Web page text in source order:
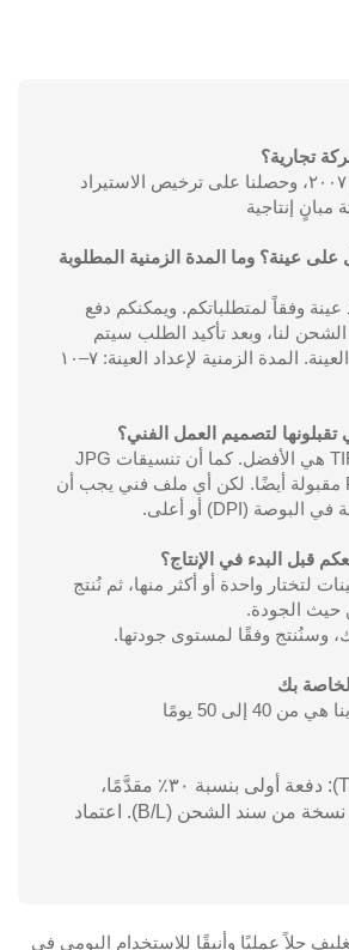
تجارية؟
نحن مصنع منذ عام ٢٠٠٧، وحصلنا على ترخيص الاستيراد
مبانٍ إنتاجية
عينة؟ وما المدة الزمنية المطلوبة
عينة وفقاً لمتطلباتكم. ويمكنكم دفع
الشحن لنا، وبعد تأكيد الطلب سيتم
استرداد جزء تكلفة العينة. المدة الزمنية لإعداد العينة: ٧–١٠
تقبلونها لتصميم العمل الفني؟
إن تنسيقات AI وTIFF هي الأفضل. كما أن تنسيقات JPG
وPDF وEPS وPSD مقبولة أيضًا. لكن أي ملف فني يجب أن
قبل البدء في الإنتاج؟
لتختار واحدة أو أكثر منها، ثم نُنتج
حيث الجودة.
بك
40 إلى 50 يومًا
التحويل البنكي (T/T): دفعة أولى بنسبة ٣٠٪ مقدَّمًا،
ورصيد ٧٠٪ مقابل نسخة من سند الشحن (B/L). اعتماد
حلاً عمليًا وأنيقًا للاستخدام اليومي في